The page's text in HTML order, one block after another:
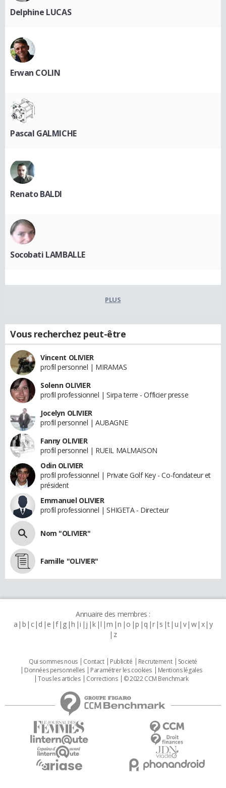
Delphine LUCAS
Erwan COLIN
Pascal GALMICHE
Renato BALDI
Socobati LAMBALLE
PLUS
Vous recherchez peut-être
Vincent OLIVIER
profil personnel | MIRAMAS
Solenn OLIVIER
profil professionnel | Sirpa terre - Officier presse
Jocelyn OLIVIER
profil personnel | AUBAGNE
Fanny OLIVIER
profil personnel | RUEIL MALMAISON
Odin OLIVIER
profil professionnel | Private Golf Key - Co-fondateur et
président
Emmanuel OLIVIER
profil professionnel | SHIGETA - Directeur
Nom "OLIVIER"
Famille "OLIVIER"
Annuaire des membres :
a b c d e f g h i j k l m n o p q r s t u v w x y
z
Qui sommes nous Contact Publicité Recrutement
Societé
Données personnelles
Paramétrer les cookies
Mentions légales
Tous les articles
Corrections © 2022 CCM Benchmark